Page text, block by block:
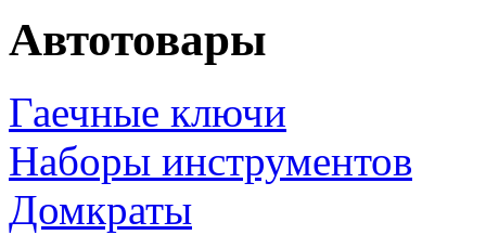
Автотовары
Гаечные ключи
Наборы инструментов
Домкраты